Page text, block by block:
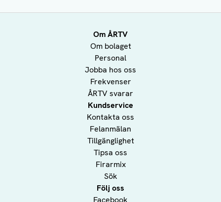
Om ÅRTV
Om bolaget
Personal
Jobba hos oss
Frekvenser
ÅRTV svarar
Kundservice
Kontakta oss
Felanmälan
Tillgänglighet
Tipsa oss
Firarmix
Sök
Följ oss